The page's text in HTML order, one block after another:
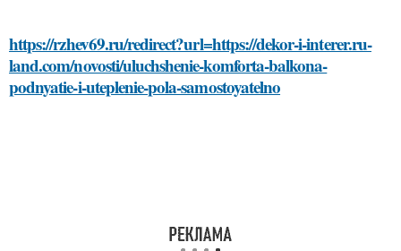
https://rzhev69.ru/redirect?url=https://dekor-i-interer.ru-
land.com/novosti/uluchshenie-komforta-balkona-
podnyatie-i-uteplenie-pola-samostoyatelno